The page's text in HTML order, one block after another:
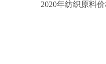
2020年纺织原料